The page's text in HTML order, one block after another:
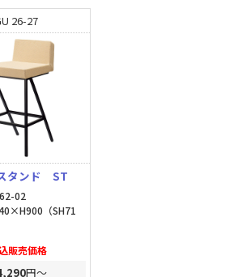
26-27
タンド ST
02
（SH71
販売価格
円～